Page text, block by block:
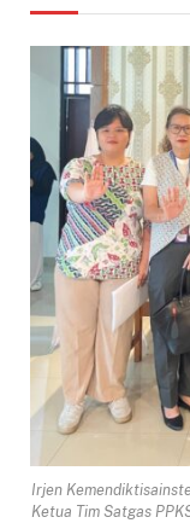
Irjen
Ketua Tim Satgas